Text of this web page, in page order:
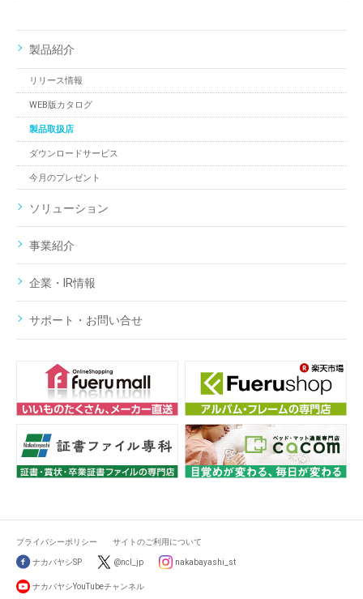
製品紹介
リリース情報
WEB版カタログ
製品取扱店
ダウンロードサービス
今月のプレゼント
ソリューション
事業紹介
企業・IR情報
サポート・お問い合せ
プライバシーポリシー サイトのご利用について
ナカバヤシSP @ncl_jp nakabayashi_st
ナカバヤシYouTubeチャンネル